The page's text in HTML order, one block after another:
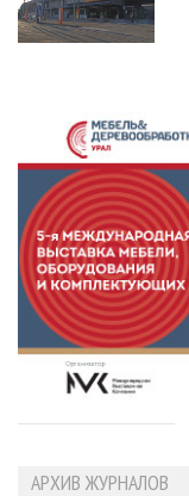
АРХИВ ЖУРНАЛОВ